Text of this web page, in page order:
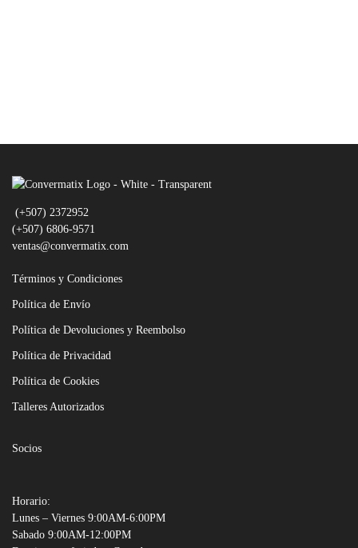
(+507) 2372952
(+507) 6806-9571
ventas@convermatix.com
Términos y Condiciones
Política de Envío
Política de Devoluciones y Reembolso
Política de Privacidad
Política de Cookies
Talleres Autorizados
Socios
Horario:
Lunes – Viernes 9:00AM-6:00PM
Sabado 9:00AM-12:00PM